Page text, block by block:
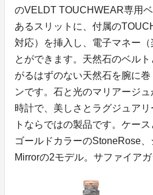
のVELDT TOUCHWEAR専用
あるスリットに、付属の
対応）を挿入し、電子マネー
とができます。天然石のベル
がるはずのない天然石を腕に
ンです。石と光のマリアージ
時計で、美しさとラグジュア
トならではの製品です。ケー
ゴールドカラーのStoneRose
Mirrorの2モデル。サファイア